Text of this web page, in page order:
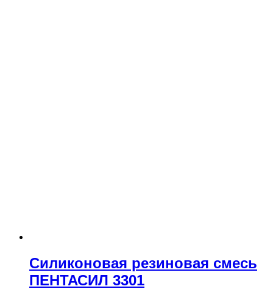
Силиконовая резиновая смесь
ПЕНТАСИЛ 3301